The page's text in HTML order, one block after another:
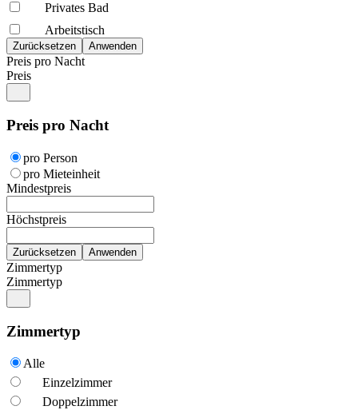
Privates Bad
Arbeitstisch
Preis pro Nacht
Preis
Preis pro Nacht
pro Person
pro Mieteinheit
Mindestpreis
Höchstpreis
Zimmertyp
Zimmertyp
Zimmertyp
Alle
Einzelzimmer
Doppelzimmer